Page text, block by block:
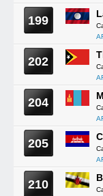
199
202
204
205
210